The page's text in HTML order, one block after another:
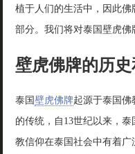
植于人们的生活中，因此
部分。我们将对泰国壁虎佛
壁虎佛牌的历
泰国壁虎佛牌起源于泰国佛
的传统，自13世纪以来，
教信仰在泰国社会中有着